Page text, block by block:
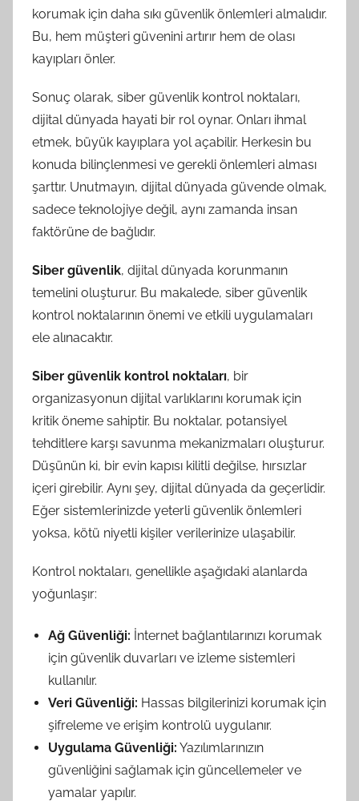
korumak için daha sıkı güvenlik önlemleri almalıdır.
Bu, hem müşteri güvenini artırır hem de olası
kayıpları önler.
Sonuç olarak, siber güvenlik kontrol noktaları,
dijital dünyada hayati bir rol oynar. Onları ihmal
etmek, büyük kayıplara yol açabilir. Herkesin bu
konuda bilinçlenmesi ve gerekli önlemleri alması
şarttır. Unutmayın, dijital dünyada güvende olmak,
sadece teknolojiye değil, aynı zamanda insan
faktörüne de bağlıdır.
Siber güvenlik, dijital dünyada korunmanın
temelini oluşturur. Bu makalede, siber güvenlik
kontrol noktalarının önemi ve etkili uygulamaları
ele alınacaktır.
Siber güvenlik kontrol noktaları, bir
organizasyonun dijital varlıklarını korumak için
kritik öneme sahiptir. Bu noktalar, potansiyel
tehditlere karşı savunma mekanizmaları oluşturur.
Düşünün ki, bir evin kapısı kilitli değilse, hırsızlar
içeri girebilir. Aynı şey, dijital dünyada da geçerlidir.
Eğer sistemlerinizde yeterli güvenlik önlemleri
yoksa, kötü niyetli kişiler verilerinize ulaşabilir.
Kontrol noktaları, genellikle aşağıdaki alanlarda
yoğunlaşır:
Ağ Güvenliği: İnternet bağlantılarınızı korumak
için güvenlik duvarları ve izleme sistemleri
kullanılır.
Veri Güvenliği: Hassas bilgilerinizi korumak için
şifreleme ve erişim kontrolü uygulanır.
Uygulama Güvenliği: Yazılımlarınızın
güvenliğini sağlamak için güncellemeler ve
yamalar yapılır.